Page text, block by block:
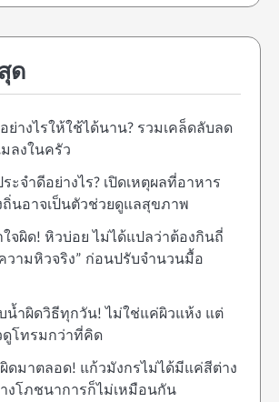
ด
ย่างไรให้ใช้ได้นาน? รวมเคล็ดลับลด
ลงในครัว
ะจำดีอย่างไร? เปิดเหตุผลที่อาหาร
นอาจเป็นตัวช่วยดูแลสุขภาพ
จผิด! หิวบ่อย ไม่ได้แปลว่าต้องกินถี่
วามหิวจริง” ก่อนปรับจำนวนมื้อ
น้ำผิดวิธีทุกวัน! ไม่ใช่แค่ผิวแห้ง แต่
ดูโทรมกว่าที่คิด
ดมาตลอด! แก้วมังกรไม่ได้มีแค่สีต่าง
โภชนาการก็ไม่เหมือนกัน